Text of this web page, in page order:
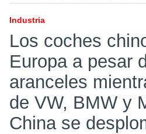
Industria
Los coches
Europa a pesar
aranceles
de VW, BMW y
China se